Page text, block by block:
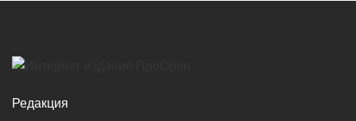
Редакция